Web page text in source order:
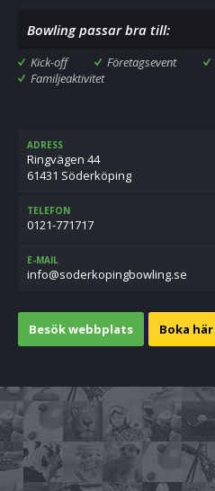
Bowling passar bra till:
Kick-off Företagsevent
Familjeaktivitet
ADRESS
Ringvägen 44
61431 Söderköping
TELEFON
0121-771717
E-MAIL
es.gnilwobgnipokredos@ofni
Besök webbplats Boka här